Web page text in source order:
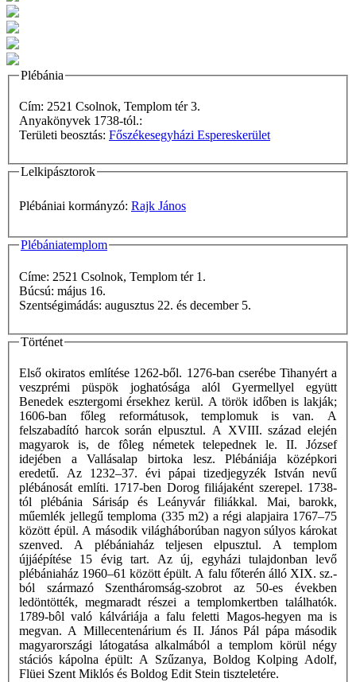
Plébánia
Cím: 2521 Csolnok, Templom tér 3.
Anyakönyvek 1738-tól.:
Területi beosztás: Főszékesegyházi Espereskerület
Lelkipásztorok
Plébániai kormányzó: Rajk János
Plébániatemplom
Címe: 2521 Csolnok, Templom tér 1.
Búcsú: május 16.
Szentségimádás: augusztus 22. és december 5.
Történet
Első okiratos említése 1262-ből. 1276-ban cserébe Tihanyért a
veszprémi püspök joghatósága alól Gyermellyel együtt
Benedek esztergomi érsekhez kerül. A török időben is lakják;
1606-ban főleg reformátusok, templomuk is van. A
felszabadító harcok során elpusztul. A XVIII. század elején
magyarok is, de fôleg németek telepednek le. II. József
idejében a Vallásalap birtoka lesz. Plébániája középkori
eredetű. Az 1232–37. évi pápai tizedjegyzék István nevű
plébánosát említi. 1717-ben Dorog filiájaként szerepel. 1738-
tól plébánia Sárisáp és Leányvár filiákkal. Mai, barokk,
műemlék jellegű temploma (335 m2) a régi alapjaira 1767–75
között épül. A második világháborúban nagyon súlyos károkat
szenved. A plébániaház teljesen elpusztul. A templom
újjáépítése 15 évig tart. Az új, egyházi tulajdonban levő
plébániaház 1960–61 között épült. A falu főterén álló XIX. sz.-
ból származó Szentháromság-szobrot az 50-es években
ledöntötték, megmaradt részei a templomkertben találhatók.
1789-bôl való kálváriája a falu feletti Magos-hegyen ma is
megvan. A Millecentenárium és II. János Pál pápa második
magyarországi látogatása alkalmából a templom körül négy
stációs kápolna épült: A Szűzanya, Boldog Kolping Adolf,
Flüei Szent Miklós és Boldog Edit Stein tiszteletére.